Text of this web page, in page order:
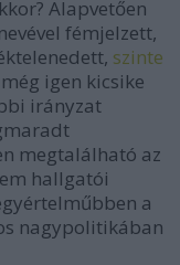
Alapvetően
fémjelzett,
szinte
még igen kicsike
irányzat
megtalálható az
hallgatói
a
nagypolitikában